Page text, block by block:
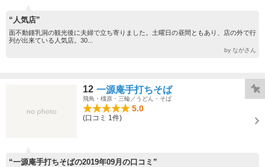
“人気店”
面不動鍾乳洞の観光後に夫婦で立ち寄りました。土曜日の昼間ともあり、店の外で行
列が出来ている人気店。30...
by ながさん
12 一源庵手打ちそば
飛鳥・橿原・三輪／うどん・そば
5.0
(口コミ 1件)
“一源庵手打ちそばの2019年09月の口コミ”